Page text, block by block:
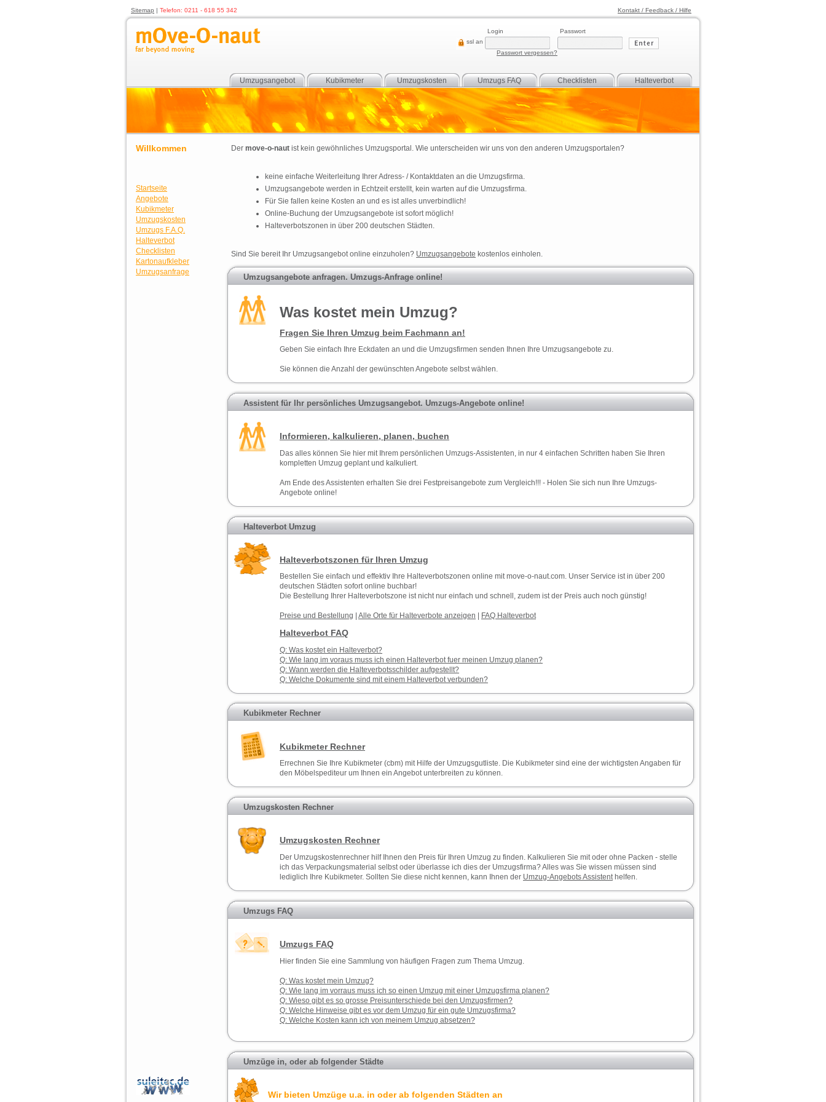
Sitemap | Telefon: 0211 - 618 55 342 Kontakt / Feedback / Hilfe
ssl an
Login Passwort
Passwort vergessen?
Halteverbot
Checklisten
Umzugs FAQ
Umzugskosten
Kubikmeter
Umzugsangebot
Willkommen
Startseite
Angebote
Kubikmeter
Umzugskosten
Umzugs F.A.Q.
Halteverbot
Checklisten
Kartonaufkleber
Umzugsanfrage
Der move-o-naut ist kein gewöhnliches Umzugsportal . Wie unterscheiden wir uns von den anderen Umzugsportalen?
keine einfache Weiterleitung Ihrer Adress- / Kontaktdaten an die Umzugsfirma.
Umzugsangebote werden in Echtzeit erstellt, kein warten auf die Umzugsfirma.
Für Sie fallen keine Kosten an und es ist alles unverbindlich!
Online-Buchung der Umzugsangebote ist sofort möglich!
Halteverbotszonen in über 200 deutschen Städten.
Sind Sie bereit Ihr Umzugsangebotonline einzuholen? Umzugsangebote kostenlos einholen.
Umzugsangebote anfragen. Umzugs-Anfrage online!
Was kostet mein Umzug?
Fragen Sie Ihren Umzug beim Fachmann an!
Geben Sie einfach Ihre Eckdaten an und die Umzugsfirmen senden Ihnen Ihre Umzugsangebote zu.
Sie können die Anzahl der gewünschten Angebote selbst wählen.
Assistent für Ihr persönliches Umzugsangebot. Umzugs-Angebote online!
Informieren, kalkulieren, planen, buchen
Das alles können Sie hier mit Ihrem persönlichen Umzugs-Assistenten, in nur 4 einfachen Schritten haben Sie Ihren
kompletten Umzug geplant und kalkuliert.
Am Ende des Assistenten erhalten Sie drei Festpreisangebote zum Vergleich!!! - Holen Sie sich nun Ihre Umzugs-
Angebote online!
Halteverbot Umzug
Halteverbotszonen für Ihren Umzug
Bestellen Sie einfach und effektiv Ihre Halteverbotszonen online mit move-o-naut.com. Unser Service ist in über 200
deutschen Städten sofort online buchbar!
Die Bestellung Ihrer Halteverbotszone ist nicht nur einfach und schnell, zudem ist der Preis auch noch günstig!
Preise und Bestellung Alle Orte für Halteverbote anzeigen FAQ Halteverbot
Halteverbot FAQ
Q: Was kostet ein Halteverbot?
Q: Wie lang im voraus muss ich einen Halteverbot fuer meinen Umzug planen?
Q: Wann werden die Halteverbotsschilder aufgestellt?
Q: Welche Dokumente sind mit einem Halteverbot verbunden?
Kubikmeter Rechner
Kubikmeter Rechner
Errechnen Sie Ihre Kubikmeter (cbm) mit Hilfe der Umzugsgutliste. Die Kubikmeter sind eine der wichtigsten Angaben für
den Möbelspediteur um Ihnen ein Angebotunterbreiten zu können.
Umzugskosten Rechner
Umzugskosten Rechner
Der Umzugskostenrechner hilf Ihnen den Preis für Ihren Umzug zu finden. Kalkulieren Sie mit oder ohne Packen - stelle
ich das Verpackungsmaterial selbst oder überlasse ich dies der Umzugsfirma? Alles was Sie wissen müssen sind
lediglich Ihre Kubikmeter. Sollten Sie diese nicht kennen, kann Ihnen der Umzug-AngebotsAssistenthelfen.
Umzugs FAQ
Umzugs FAQ
Hier finden Sie eine Sammlung von häufigen Fragen zum Thema Umzug.
Q: Was kostet mein Umzug?
Q: Wie lang im vorraus muss ich so einen Umzug mit einer Umzugsfirma planen?
Q: Wieso gibt es so grosse Preisunterschiede bei den Umzugsfirmen?
Q: Welche Hinweise gibt es vor dem Umzug für ein gute Umzugsfirma?
Q: Welche Kosten kann ich von meinem Umzug absetzen?
Umzüge in, oder ab folgender Städte
Wir bieten Umzüge u.a. in oder ab folgenden Städten an